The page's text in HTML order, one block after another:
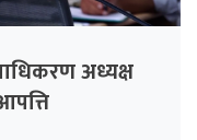
अध्यक्ष